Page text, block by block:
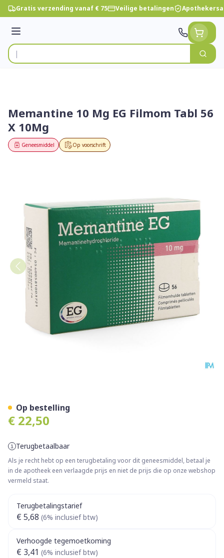
Ga naar de inhoud
Gratis verzending vanaf € 75 Veilige betalingen
Menu
Product, merk, categorie...
Zoek
Memantine 10 Mg EG Filmom Tabl 56
X 10Mg
Op voorschrift
Geneesmiddel
€ 22,50
Terugbetaalbaar
Als je recht hebt op een terugbetaling voor dit geneesmiddel, betaal je
in de apotheek een verlaagde prijs en niet de prijs die op onze webshop
vermeld staat.
Terugbetalingstarief
€ 5,68 (6% inclusief btw)
Verhoogde tegemoetkoming
€ 3,41 (6% inclusief btw)
Op bestelling